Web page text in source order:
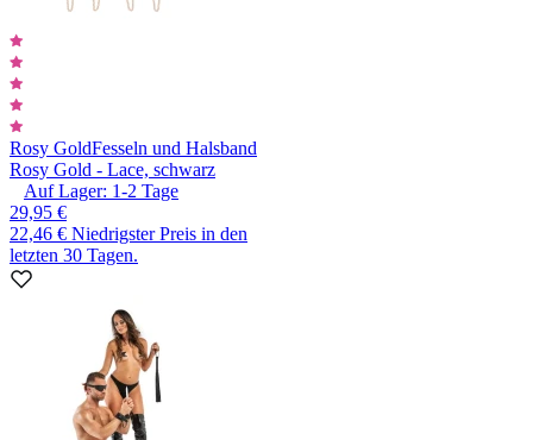
Rosy GoldFesseln und Halsband
Rosy Gold - Lace, schwarz
Auf Lager: 1-2 Tage
29,95 €
22,46 € Niedrigster Preis in den
letzten 30 Tagen.